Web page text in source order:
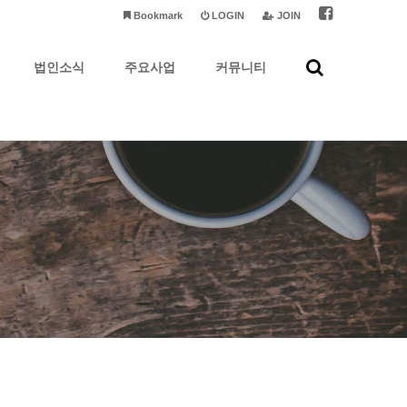
JOIN
LOGIN
Bookmark
법인소식 주요사업 커뮤니티